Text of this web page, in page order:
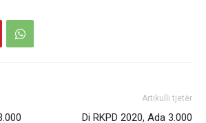
Artikulli tjetër
Di RKPD 2020, Ada 3.000